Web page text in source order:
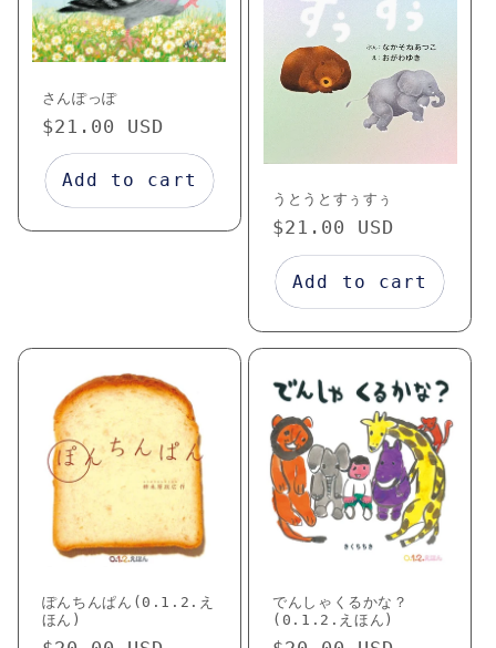
さんぽっぽ
Regular
price
$21.00 USD
Add to cart
うとうとすぅすぅ
Regular
price
$21.00 USD
Add to cart
ぽんちんぱん(0.1.2.え
ほん)
でんしゃくるかな？
(0.1.2.えほん)